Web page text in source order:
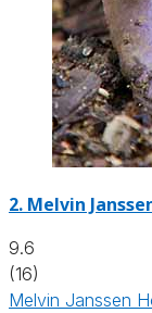
2. Melvin
9.6
(16)
Melvin Janssen